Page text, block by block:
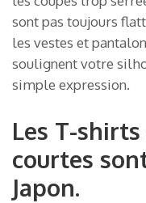
sont pas toujours
les vestes et
soulignent votre
simple expression.
Les T-
courtes
Japon.